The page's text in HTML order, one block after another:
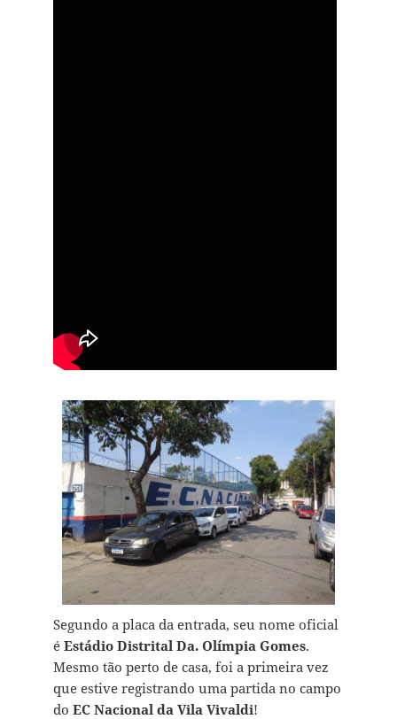
Segundo a placa da entrada, seu nome oficial
é Estádio Distrital Da. Olímpia Gomes.
Mesmo tão perto de casa, foi a primeira vez
que estive registrando uma partida no campo
do EC Nacional da Vila Vivaldi!